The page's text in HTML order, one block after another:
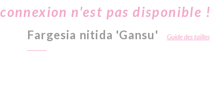
n'est pas disponible !
Fargesia nitida 'Gansu' Guide des tailles